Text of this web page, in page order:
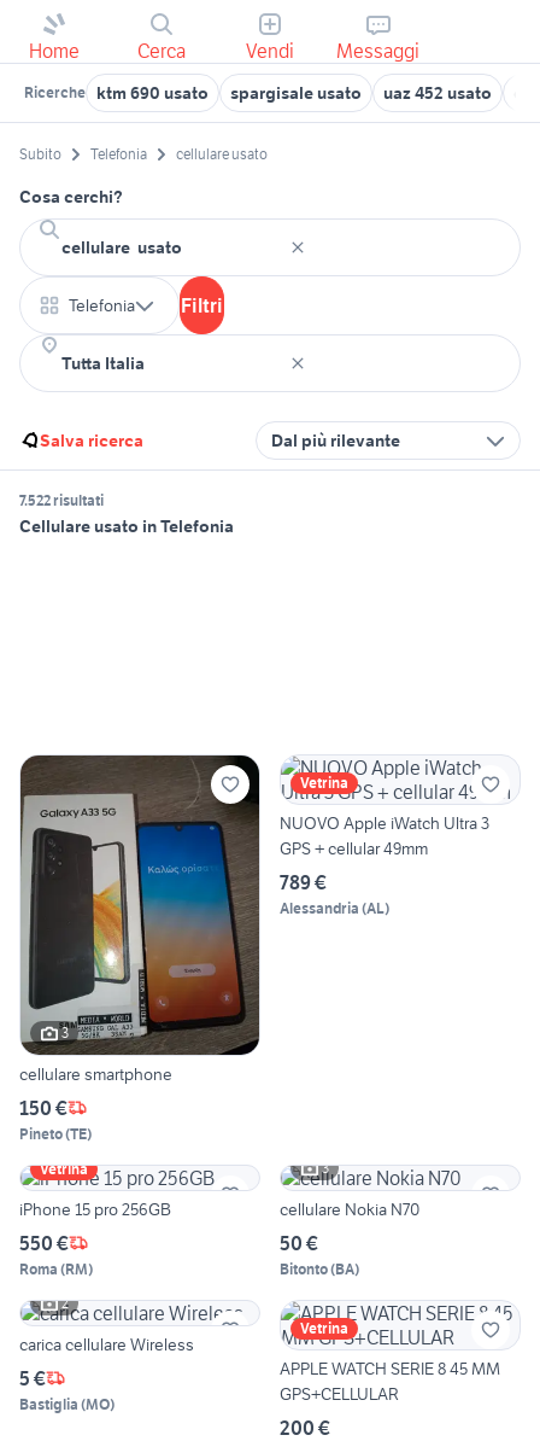
Home Cerca Vendi Messaggi
Ricerche ktm 690 usato spargisale usato uaz 452 usato
Subito Telefonia cellulare usato
Cosa cerchi?
Telefonia Filtri
Salva ricerca Dal più rilevante
7.522 risultati
Cellulare usato in Telefonia
3
cellulare smartphone
150 €
Pineto(TE)
Vetrina
NUOVO Apple iWatch Ultra 3
GPS + cellular 49mm
789 €
Alessandria (AL)
Vetrina
iPhone 15 pro 256GB
550 €
Roma (RM)
3
cellulare Nokia N70
50 €
Bitonto(BA)
2
carica cellulare Wireless
5 €
Bastiglia (MO)
Vetrina
APPLE WATCH SERIE 8 45 MM
GPS+CELLULAR
200 €